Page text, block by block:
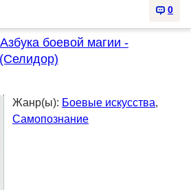
0
боевой магии -
Жанр(ы): Боевые искусства,
Самопознание